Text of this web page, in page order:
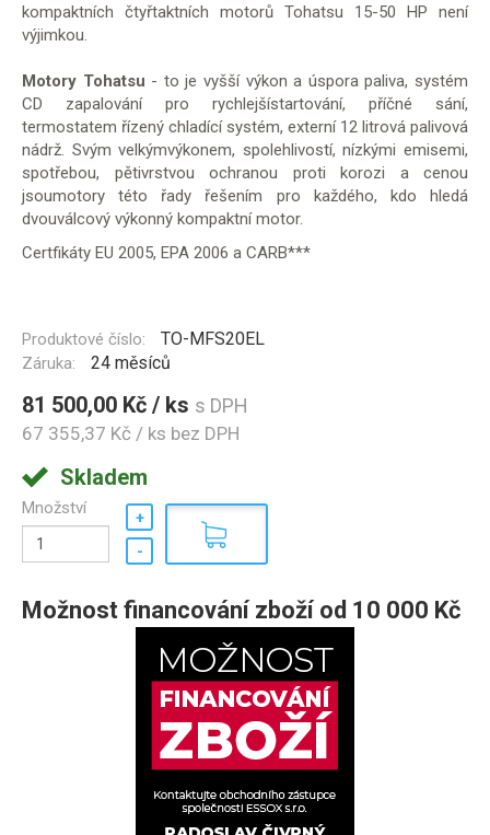
kompaktních čtyřtaktních motorů Tohatsu 15-50 HP není
výjimkou.
Motory Tohatsu - to je vyšší výkon a úspora paliva, systém
CD zapalování pro rychlejšístartování, příčné sání,
termostatem řízený chladící systém, externí 12 litrová palivová
nádrž. Svým velkýmvýkonem, spolehlivostí, nízkými emisemi,
spotřebou, pětivrstvou ochranou proti korozi a cenou
jsoumotory této řady řešením pro každého, kdo hledá
dvouválcový výkonný kompaktní motor.
Certfikáty EU 2005, EPA 2006 a CARB***
Produktové číslo: TO-MFS20EL
Záruka: 24 měsíců
81 500,00 Kč / ks s DPH
67 355,37 Kč / ks bez DPH
Skladem
Množství
Možnost financování zboží od 10 000 Kč